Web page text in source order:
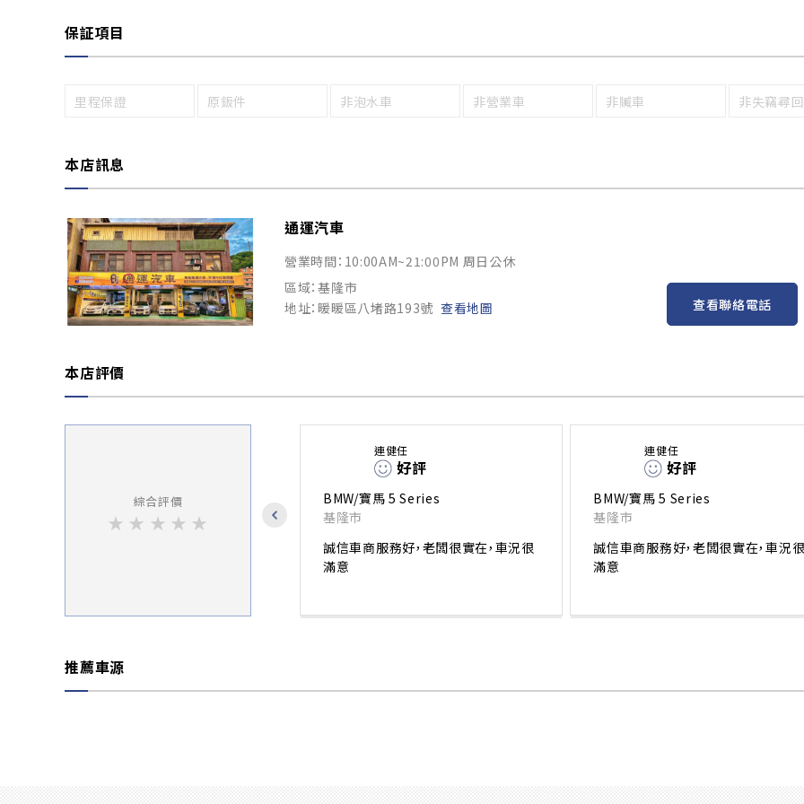
保証項目
里程保證 原鈑件 非泡水車 非營業車 非贓車 非失竊尋
本店訊息
通運汽車
營業時間：10:00AM~21:00PM 周日公休
區域：基隆市
地址：暖暖區八堵路193號 查看地圖 查看聯絡電話
本店評價
綜合評價
★ ★ ★ ★ ★
連健任
好評
BMW/寶馬 5 Series
基隆市
誠信車商服務好，老闆很實在，車況很
滿意
連健任
好評
BMW/寶馬 5 Series
基隆市
誠信車商服務好，老闆很實在，車況很
滿意
推薦車源